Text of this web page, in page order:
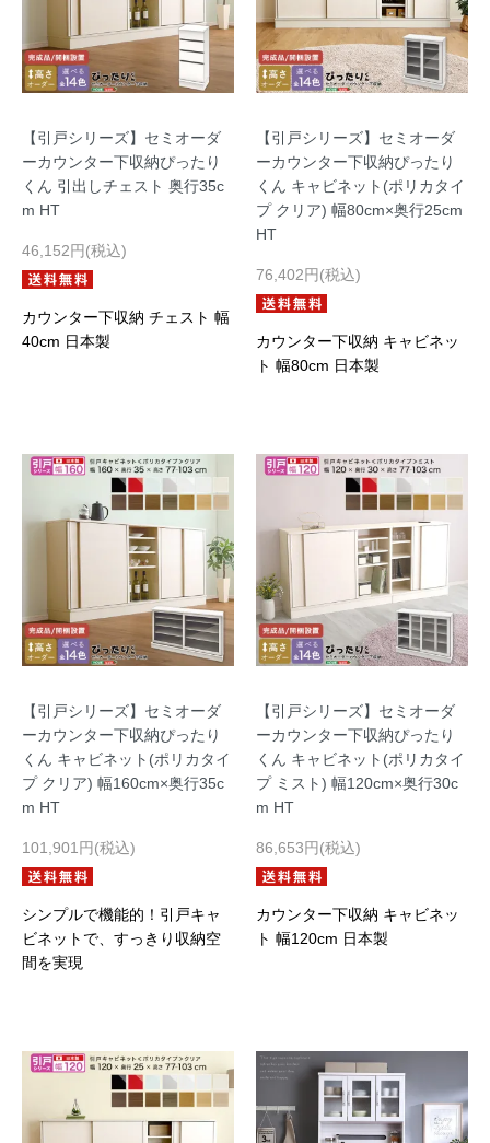
【引戸シリーズ】セミオーダ
ーカウンター下収納ぴったり
くん 引出しチェスト 奥行35c
m HT
46,152円(税込)
カウンター下収納 チェスト 幅
40cm 日本製
【引戸シリーズ】セミオーダ
ーカウンター下収納ぴったり
くん キャビネット(ポリカタイ
プ クリア) 幅80cm×奥行25cm
HT
76,402円(税込)
カウンター下収納 キャビネッ
ト 幅80cm 日本製
【引戸シリーズ】セミオーダ
ーカウンター下収納ぴったり
くん キャビネット(ポリカタイ
プ クリア) 幅160cm×奥行35c
m HT
101,901円(税込)
シンプルで機能的！引戸キャ
ビネットで、すっきり収納空
間を実現
【引戸シリーズ】セミオーダ
ーカウンター下収納ぴったり
くん キャビネット(ポリカタイ
プ ミスト) 幅120cm×奥行30c
m HT
86,653円(税込)
カウンター下収納 キャビネッ
ト 幅120cm 日本製